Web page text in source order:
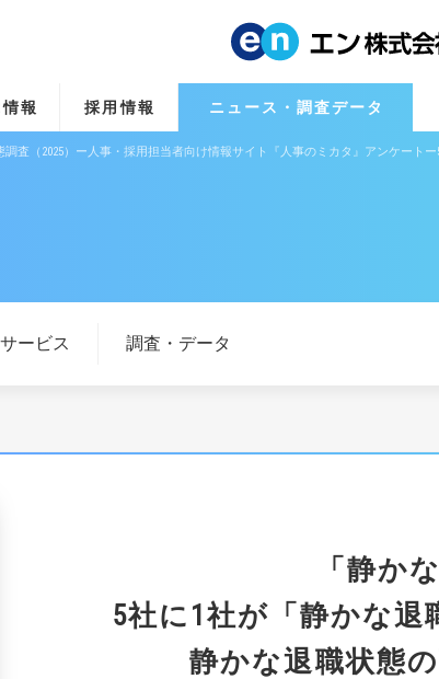
情報 採用情報 ニュース・調査データ
調査（2025）ー人事・採用担当者向け情報サイト『人事のミカタ』アンケー
サービス 調査・データ
「静か
5社に1社が「静かな退
静かな退職状態